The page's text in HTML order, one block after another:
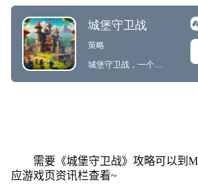
需要《城堡守卫战》攻略可以到
应游戏页资讯栏查看~